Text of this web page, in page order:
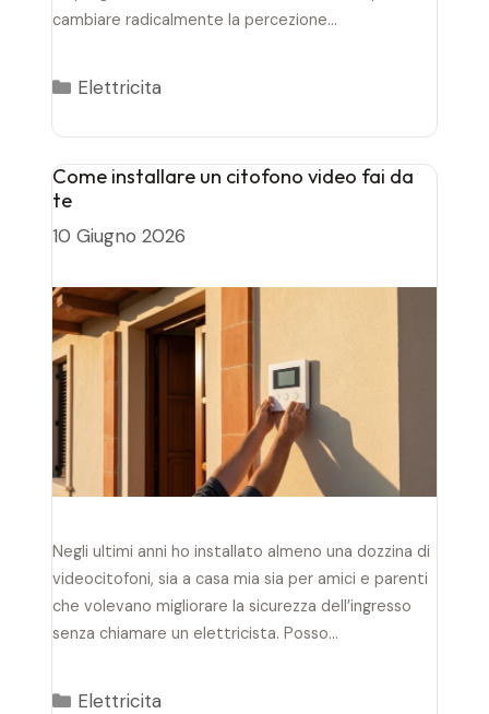
cambiare radicalmente la percezione…
Categorie
Elettricita
Come installare un citofono video fai da
te
10 Giugno 2026
Negli ultimi anni ho installato almeno una dozzina di
videocitofoni, sia a casa mia sia per amici e parenti
che volevano migliorare la sicurezza dell’ingresso
senza chiamare un elettricista. Posso…
Categorie
Elettricita